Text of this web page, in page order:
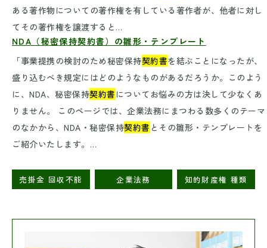
ある著作物についての著作権を有している著作者が、他者に対し
てその著作権を譲渡すると…
NDA（秘密保持契約書）の雛形・テンプレート
「事業提携の検討のため秘密保持契約書を結ぶことになったが、
盛り込むべき規定にはどのようなものがあるだろうか。このよう
に、NDA、秘密保持契約書 についてお悩みの方は決して少なくあ
りません。 このページでは、企業法務にまつわる数多くのテーマ
のなかから、NDA・秘密保持契約書 とその雛形・テンプレートを
ご紹介いたします。…
売掛金 回収不能 企業法務 知的財産権 種類